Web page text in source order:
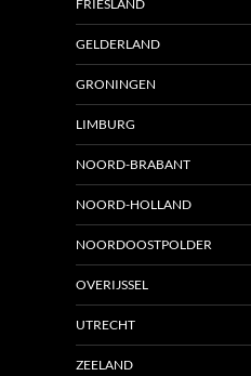
FRIESLAND
GELDERLAND
GRONINGEN
LIMBURG
NOORD-BRABANT
NOORD-HOLLAND
NOORDOOSTPOLDER
OVERIJSSEL
UTRECHT
ZEELAND